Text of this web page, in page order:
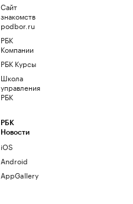
Сайт
знакомств
podbor.ru
РБК
Компании
РБК Курсы
Школа
управления
РБК
РБК
Новости
iOS
Android
AppGallery